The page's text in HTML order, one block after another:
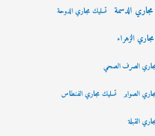
الدسمة تسليك مجاري الدوحة
الزهراء
الصرف الصحي
الصوابر تسليك مجاري الفنطاس
القبلة